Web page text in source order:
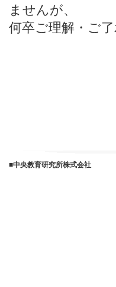
ませんが、
何卒ご理解・ご
■中央教育研究所株式会社